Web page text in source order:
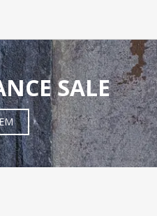
SALE